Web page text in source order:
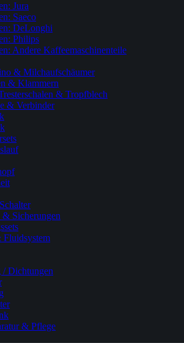
Jura
Saeco
DeLonghi
Philips
Andere Kaffeemaschinenteile
& Milchaufschäumer
& Klammern
& Tropfblech
& Verbinder
& Sicherungen
Fluidsystem
Dichtungen
& Pflege